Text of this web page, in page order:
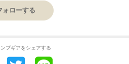
ォローする
プギアをシェアする